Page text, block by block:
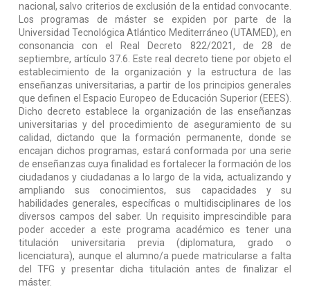
nacional, salvo criterios de exclusión de la entidad convocante.
Los programas de máster se expiden por parte de la
Universidad Tecnológica Atlántico Mediterráneo (UTAMED), en
consonancia con el Real Decreto 822/2021, de 28 de
septiembre, artículo 37.6. Este real decreto tiene por objeto el
establecimiento de la organización y la estructura de las
enseñanzas universitarias, a partir de los principios generales
que definen el Espacio Europeo de Educación Superior (EEES).
Dicho decreto establece la organización de las enseñanzas
universitarias y del procedimiento de aseguramiento de su
calidad, dictando que la formación permanente, donde se
encajan dichos programas, estará conformada por una serie
de enseñanzas cuya finalidad es fortalecer la formación de los
ciudadanos y ciudadanas a lo largo de la vida, actualizando y
ampliando sus conocimientos, sus capacidades y su
habilidades generales, específicas o multidisciplinares de los
diversos campos del saber. Un requisito imprescindible para
poder acceder a este programa académico es tener una
titulación universitaria previa (diplomatura, grado o
licenciatura), aunque el alumno/a puede matricularse a falta
del TFG y presentar dicha titulación antes de finalizar el
máster.